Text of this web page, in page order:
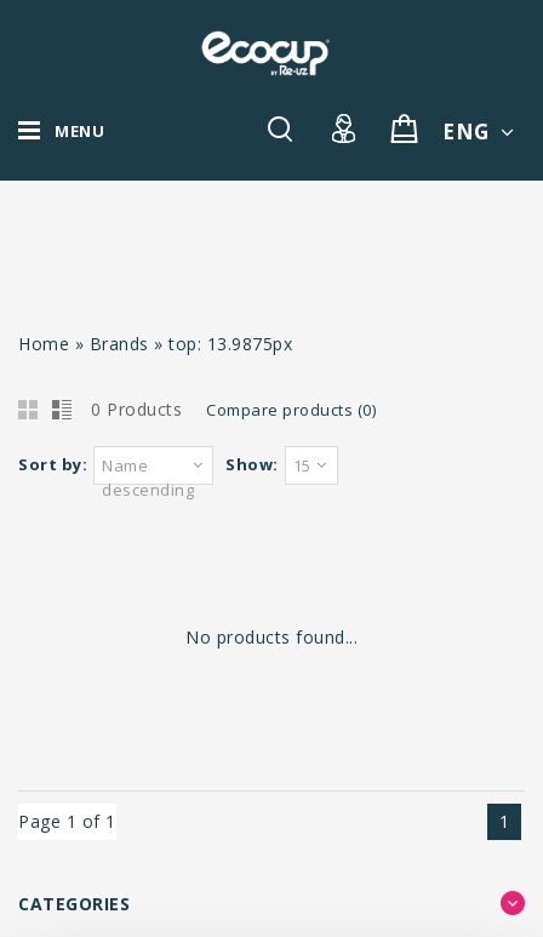
MENU ENG
Home » Brands »top: 13.9875px
0 Products Compare products (0)
Sort by:
Name
descending
Show: 15
No products found...
Page 1 of 1 1
CATEGORIES